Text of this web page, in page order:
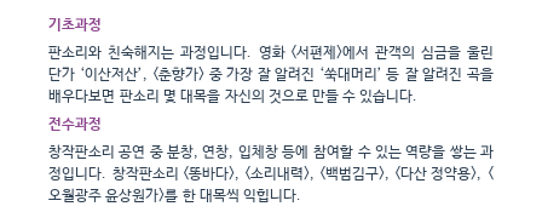
기초과정
판소리와 친숙해지는 과정입니다. 영화 <서편제>에서 관객의 심금을 울린
단가 ‘이산저산’, <춘향가> 중 가장 잘 알려진 ‘쑥대머리’ 등 잘 알려진 곡을
배우다보면 판소리 몇 대목을 자신의 것으로 만들 수 있습니다.
전수과정
창작판소리 공연 중 분창, 연창, 입체창 등에참여할 수 있는 역량을 쌓는 과
정입니다. 창작판소리 <똥바다>, <소리내력>, <백범김구>, <다산 정약용>, <
오월광주 윤상원가>를 한 대목씩 익힙니다.